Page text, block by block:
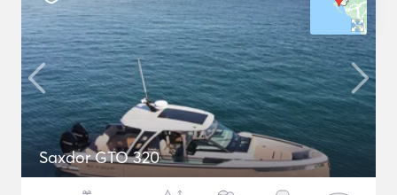
Saxdor GTO 320